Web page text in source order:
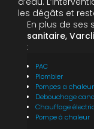
les dégâts et
En plus de ses
sanitaire,
:
PAC
Plombier
Pompes a chaleur
Debouchage
Chauffage
Pompe à chaleur